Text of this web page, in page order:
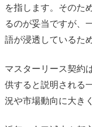
を指します。そのた
るのが妥当ですが、
語が浸透しているた
マスターリース契約
供すると説明される
況や市場動向に大き